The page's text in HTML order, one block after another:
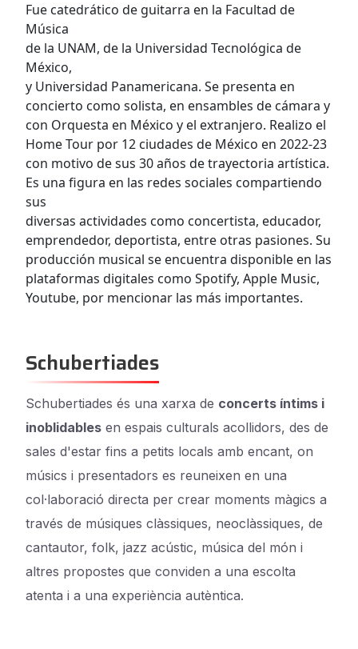
Fue catedrático de guitarra en la Facultad de
Música
de la UNAM, de la Universidad Tecnológica de
México,
y Universidad Panamericana. Se presenta en
concierto como solista, en ensambles de cámara y
con Orquesta en México y el extranjero. Realizo el
Home Tour por 12 ciudades de México en 2022-23
con motivo de sus 30 años de trayectoria artística.
Es una figura en las redes sociales compartiendo
sus
diversas actividades como concertista, educador,
emprendedor, deportista, entre otras pasiones. Su
producción musical se encuentra disponible en las
plataformas digitales como Spotify, Apple Music,
Youtube, por mencionar las más importantes.
Schubertiades
Schubertiades és una xarxa de concerts íntims i
inoblidables en espais culturals acollidors, des de
sales d'estar fins a petits locals amb encant, on
músics i presentadors es reuneixen en una
col·laboració directa per crear moments màgics a
través de músiques clàssiques, neoclàssiques, de
cantautor, folk, jazz acústic, música del món i
altres propostes que conviden a una escolta
atenta i a una experiència autèntica.